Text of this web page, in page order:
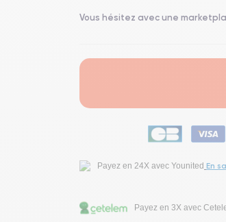
Vous hésitez avec une
Payez en 24X avec Younited En
Payez en 3X avec